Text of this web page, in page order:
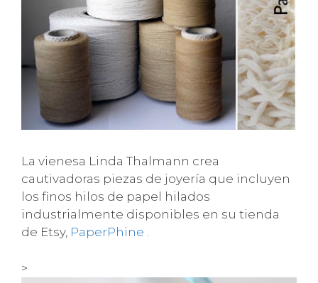
La vienesa Linda Thalmann crea
cautivadoras piezas de joyería que incluyen
los finos hilos de papel hilados
industrialmente disponibles en su tienda
de Etsy, PaperPhine .
>